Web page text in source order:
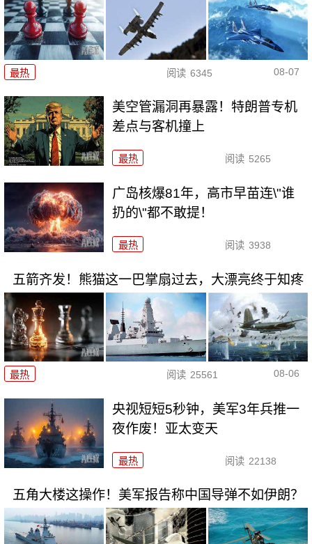
最热 阅读 6345 08-07
美空管漏洞再暴露！特朗普专机
差点与客机撞上
最热 阅读 5265
广岛核爆81年，高市早苗连\"谁
扔的\"都不敢提！
最热 阅读 3938
五箭齐发！熊猫这一巴掌扇过去，大漂亮终于知疼
最热 阅读 25561 08-06
央视短短5秒钟，美军3年兵推一
夜作废！亚太变天
最热 阅读 22138
五角大楼这操作！美军报告称中国导弹不如伊朗？